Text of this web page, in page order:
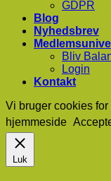
GDPR
Blog
Nyhedsbrev
Bliv
Login
Kontakt
Vi bruger cookies
hjemmeside
Luk